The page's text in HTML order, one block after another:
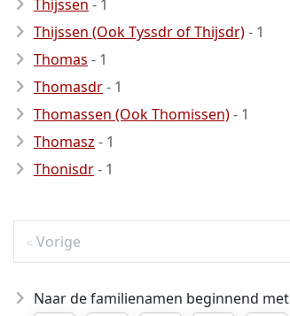
Thijssen - 1
Thijssen (Ook Tyssdr of Thijsdr)- 1
Thomas - 1
Thomasdr- 1
Thomassen (Ook Thomissen)- 1
Thomasz - 1
Thonisdr- 1
Vorige
Naar de familienamen beginnend met